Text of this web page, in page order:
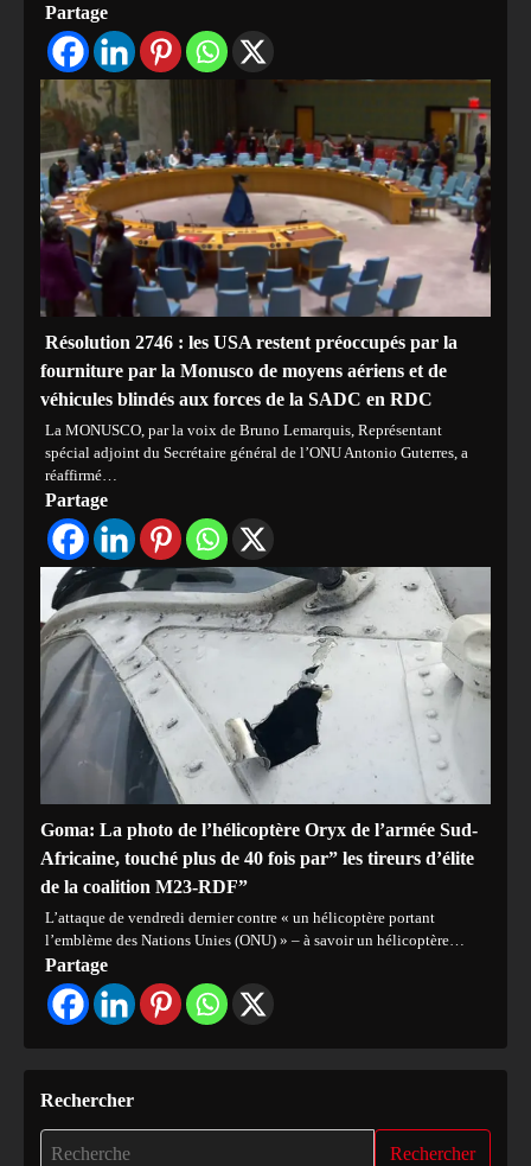
Partage
Résolution 2746 : les USA restent préoccupés par la
fourniture par la Monusco de moyens aériens et de
véhicules blindés aux forces de la SADC en RDC
La MONUSCO, par la voix de Bruno Lemarquis, Représentant
spécial adjoint du Secrétaire général de l’ONU Antonio Guterres, a
réaffirmé…
Partage
Goma: La photo de l’hélicoptère Oryx de l’armée Sud-
Africaine, touché plus de 40 fois par” les tireurs d’élite
de la coalition M23-RDF”
L’attaque de vendredi dernier contre « un hélicoptère portant
l’emblème des Nations Unies (ONU) » – à savoir un hélicoptère…
Partage
Rechercher
Rechercher